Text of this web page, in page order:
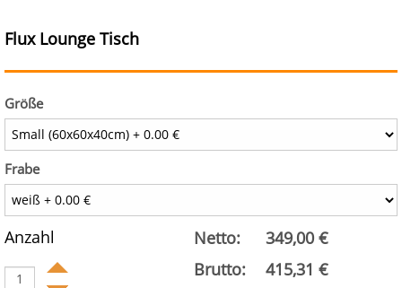
Flux Lounge Tisch
Größe
Frabe
Anzahl Netto:
349,00 €
Brutto:
415,31 €